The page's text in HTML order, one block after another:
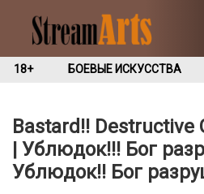
18+ БОЕВЫЕ ИСКУССТВА
Bastard!! Destructive
| Ублюдок!!! Бог
Ублюдок!! Бог